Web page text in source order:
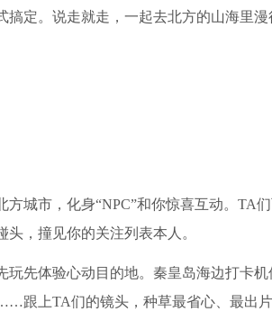
搞定。说走就走，一起去北方的山海里漫
城市，化身“NPC”和你惊喜互动。TA
，撞见你的关注列表本人。
先体验心动目的地。秦皇岛海边打卡机
跟上TA们的镜头，种草最省心、最出